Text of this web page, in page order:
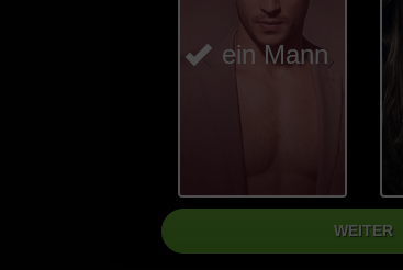
ein Mann